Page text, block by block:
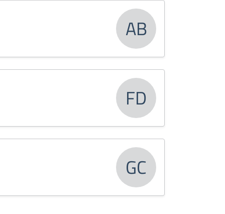
AB
FD
GC